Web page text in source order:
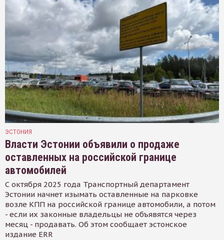
ЭСТОНИЯ
Власти Эстонии объявили о продаже
оставленных на российской границе
автомобилей
С октября 2025 года Транспортный департамент
Эстонии начнет изымать оставленные на парковке
возле КПП на российской границе автомобили, а потом
- если их законные владельцы не объявятся через
месяц - продавать. Об этом сообщает эстонское
издание ERR